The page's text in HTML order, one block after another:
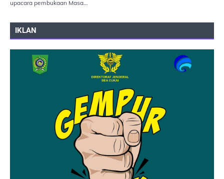
upacara pembukaan Masa…
IKLAN